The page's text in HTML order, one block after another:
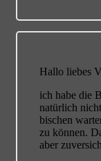
Hallo liebes
ich habe die
natürlich
bischen
zu können.
aber